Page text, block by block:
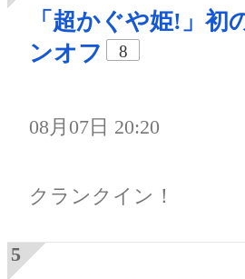
「超かぐや姫!」初
ンオフ
8
08月07日 20:20
クランクイン！